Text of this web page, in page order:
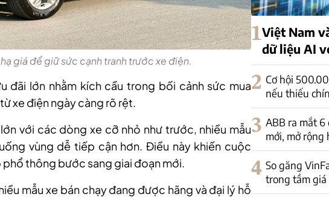
giá để giữ sức cạnh tranh trước xe điện.
đãi lớn nhằm kích cầu trong bối cảnh sức mua
xe điện ngày càng rõ rệt.
với các dòng xe cỡ nhỏ như trước, nhiều mẫu
vùng dễ tiếp cận hơn. Điều này khiến cuộc
thông bước sang giai đoạn mới.
mẫu xe bán chạy đang được hãng và đại lý hỗ
1Việt Nam
dữ liệu AI
2 Cơ hội
nếu thiếu
3 ABB ra mắt 6
mới, mở rộng
4 So găng
trong tầm